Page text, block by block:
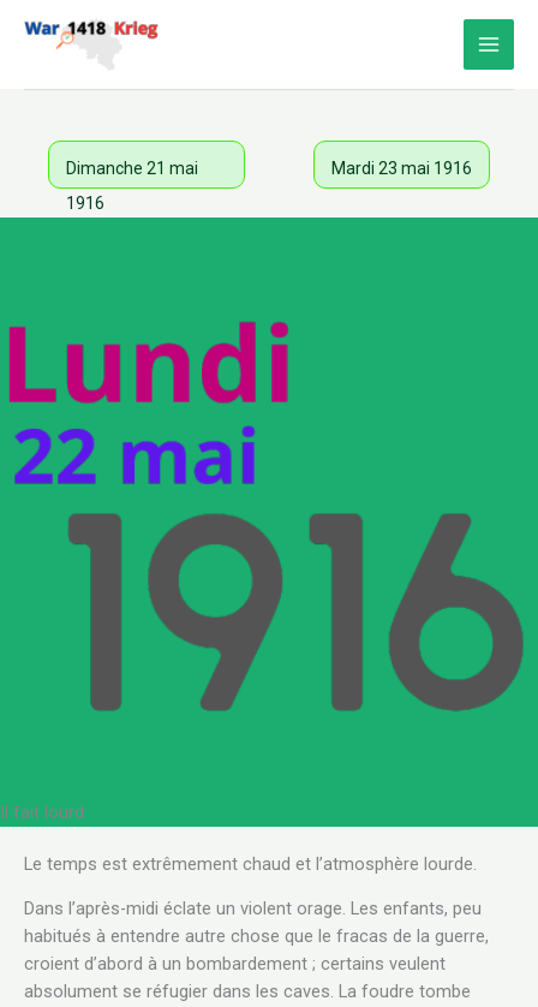
Dimanche 21 mai
1916
Mardi 23 mai 1916
Il fait lourd
Le temps est extrêmement chaud et l’atmosphère lourde.
Dans l’après-midi éclate un violent orage. Les enfants, peu
habitués à entendre autre chose que le fracas de la guerre,
croient d’abord à un bombardement ; certains veulent
absolument se réfugier dans les caves. La foudre tombe